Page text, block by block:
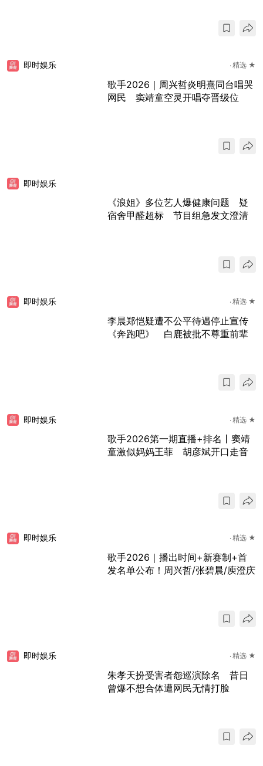
即时娱乐 精选 ★
歌手2026｜周兴哲炎明熹同台唱哭
网民 窦靖童空灵开唱夺晋级位
即时娱乐
《浪姐》多位艺人爆健康问题 疑
宿舍甲醛超标 节目组急发文澄清
即时娱乐 精选 ★
李晨郑恺疑遭不公平待遇停止宣传
《奔跑吧》 白鹿被批不尊重前辈
即时娱乐 精选 ★
歌手2026第一期直播+排名丨窦靖
童激似妈妈王菲 胡彦斌开口走音
即时娱乐 精选 ★
歌手2026｜播出时间+新赛制+首
发名单公布！周兴哲/张碧晨/庾澄庆
即时娱乐 精选 ★
朱孝天扮受害者怨巡演除名 昔日
曾爆不想合体遭网民无情打脸